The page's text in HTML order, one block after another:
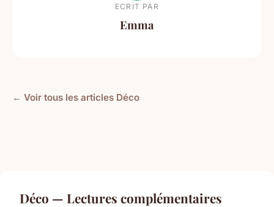
ECRIT PAR
Emma
← Voir tous les articles Déco
Déco — Lectures complémentaires